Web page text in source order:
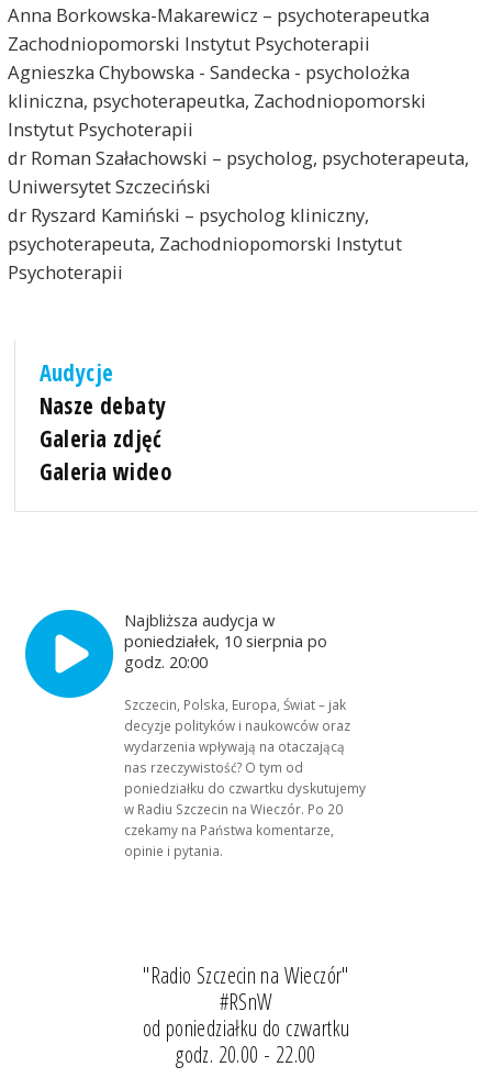
Anna Borkowska-Makarewicz – psychoterapeutka
Zachodniopomorski Instytut Psychoterapii
Agnieszka Chybowska - Sandecka - psycholożka
kliniczna, psychoterapeutka, Zachodniopomorski
Instytut Psychoterapii
dr Roman Szałachowski – psycholog, psychoterapeuta,
Uniwersytet Szczeciński
dr Ryszard Kamiński – psycholog kliniczny,
psychoterapeuta, Zachodniopomorski Instytut
Psychoterapii
Audycje
Nasze debaty
Galeria zdjęć
Galeria wideo
Najbliższa audycja w
poniedziałek, 10 sierpnia po
godz. 20:00
Szczecin, Polska, Europa, Świat – jak
decyzje polityków i naukowców oraz
wydarzenia wpływają na otaczającą
nas rzeczywistość? O tym od
poniedziałku do czwartku dyskutujemy
w Radiu Szczecin na Wieczór. Po 20
czekamy na Państwa komentarze,
opinie i pytania.
"Radio Szczecin na Wieczór"
#RSnW
od poniedziałku do czwartku
godz. 20.00 - 22.00